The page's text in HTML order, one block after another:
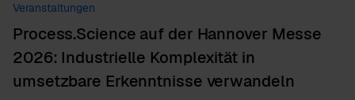
Veranstaltungen
Process.Science auf der Hannover Messe
2026: Industrielle Komplexität in
umsetzbare Erkenntnisse verwandeln